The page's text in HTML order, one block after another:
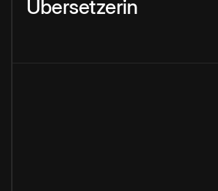
Übersetzerin